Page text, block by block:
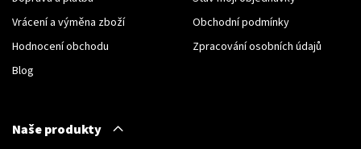
Vrácení a výměna zboží
Hodnocení obchodu
Blog
Obchodní podmínky
Zpracování osobních údajů
Naše produkty